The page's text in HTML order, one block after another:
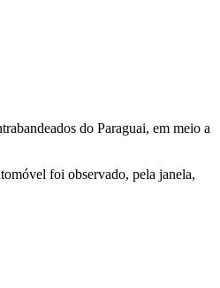
do Paraguai, em meio a
foi observado, pela janela,